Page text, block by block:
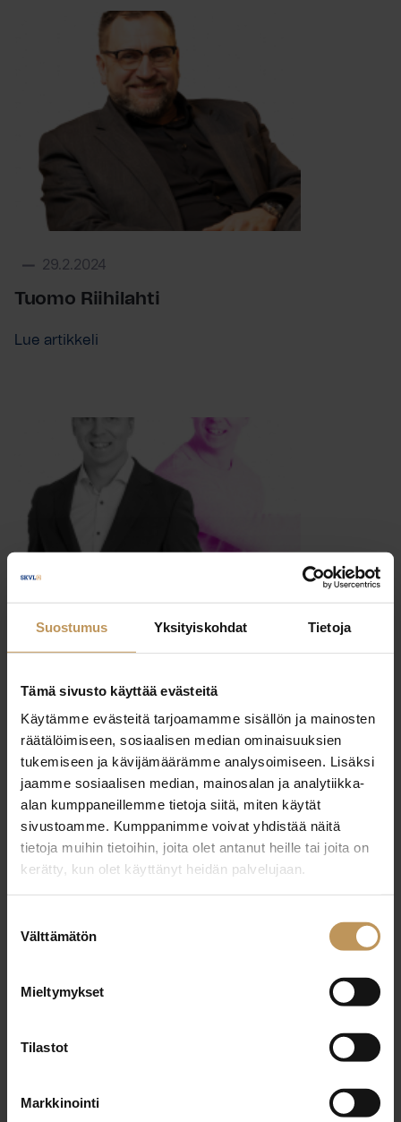
Suostumus Yksityiskohdat Tietoja
Tämä sivusto käyttää evästeitä
Käytämme evästeitä tarjoamamme sisällön ja mainosten
räätälöimiseen, sosiaalisen median ominaisuuksien
tukemiseen ja kävijämäärämme analysoimiseen. Lisäksi
jaamme sosiaalisen median, mainosalan ja analytiikka-
alan kumppaneillemme tietoja siitä, miten käytät
sivustoamme. Kumppanimme voivat yhdistää näitä
tietoja muihin tietoihin, joita olet antanut heille tai joita on
kerätty, kun olet käyttänyt heidän palvelujaan.
valinta
Välttämätön
Mieltymykset
Tilastot
Markkinointi
29.2.2024
Tuomo Riihilahti
Lue artikkeli
Lue artikkeli
Jari Palhomaa